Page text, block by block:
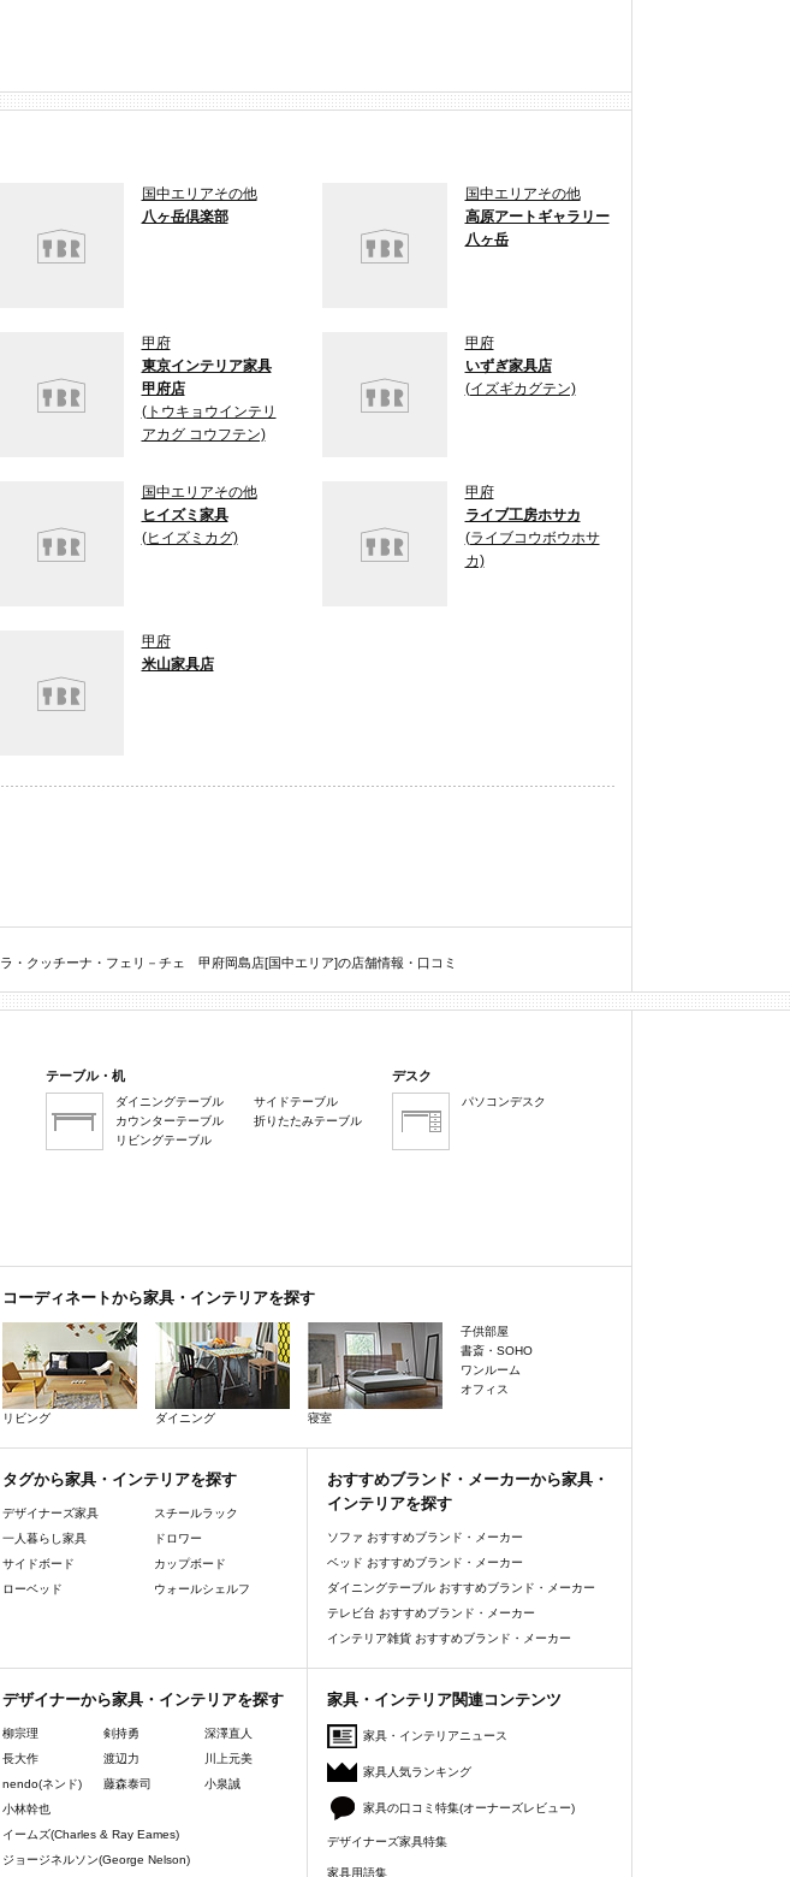
国中エリアその他
八ヶ岳倶楽部
国中エリアその他
高原アートギャラリー
八ヶ岳
甲府
東京インテリア家具
甲府店
(トウキョウインテリ
アカグ コウフテン)
甲府
いずぎ家具店
(イズギカグテン)
国中エリアその他
ヒイズミ家具
(ヒイズミカグ)
甲府
ライブ工房ホサカ
(ライブコウボウホサ
カ)
甲府
米山家具店
ラ・クッチーナ・フェリ－チェ 甲府岡島店[国中エリア]の店舗情報・口コミ
テーブル・机
ダイニングテーブル
カウンターテーブル
リビングテーブル
サイドテーブル
折りたたみテーブル
デスク
パソコンデスク
コーディネートから家具・インテリアを探す
リビング ダイニング 寝室
子供部屋
書斎・SOHO
ワンルーム
オフィス
タグから家具・インテリアを探す
デザイナーズ家具
一人暮らし家具
サイドボード
ローベッド
スチールラック
ドロワー
カップボード
ウォールシェルフ
おすすめブランド・メーカーから家具・
インテリアを探す
ソファ おすすめブランド・メーカー
ベッド おすすめブランド・メーカー
ダイニングテーブル おすすめブランド・メーカー
テレビ台 おすすめブランド・メーカー
インテリア雑貨 おすすめブランド・メーカー
デザイナーから家具・インテリアを探す
柳宗理 剣持勇
深澤直人
長大作
渡辺力
川上元美
nendo(ネンド)
藤森泰司
小泉誠
小林幹也
イームズ(Charles & Ray Eames)
ジョージネルソン(George Nelson)
家具・インテリア関連コンテンツ
家具・インテリアニュース
家具人気ランキング
家具の口コミ特集(オーナーズレビュー)
デザイナーズ家具特集
家具用語集